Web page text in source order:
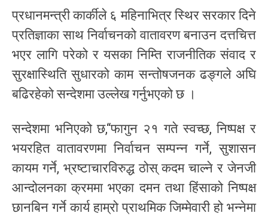
प्रधानमन्त्री कार्कीले ६ महिनाभित्र स्थिर सरकार दिने
प्रतिज्ञाका साथ निर्वाचनको वातावरण बनाउन दत्तचित्त
भएर लागि परेको र यसका निम्ति राजनीतिक संवाद र
सुरक्षास्थिति सुधारको काम सन्तोषजनक ढङ्गले अघि
बढिरहेको सन्देशमा उल्लेख गर्नुभएको छ ।
सन्देशमा भनिएको छ,“फागुन २१ गते स्वच्छ, निष्पक्ष र
भयरहित वातावरणमा निर्वाचन सम्पन्न गर्ने, सुशासन
कायम गर्ने, भ्रष्टाचारविरुद्ध ठोस् कदम चाल्ने र जेनजी
आन्दोलनका क्रममा भएका दमन तथा हिंसाको निष्पक्ष
छानबिन गर्ने कार्य हाम्रो प्राथमिक जिम्मेवारी हो भन्नेमा